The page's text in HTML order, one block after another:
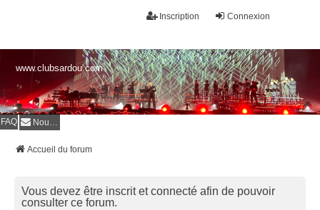
Connexion
Inscription
www.clubsardou.com
FAQ Nous contacter
Accueil du forum
Vous devez être inscrit et connecté afin de pouvoir
consulter ce forum.